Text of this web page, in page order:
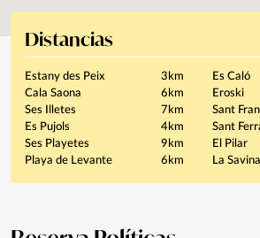
Distancias
Estany des Peix
3km
Cala Saona
6km
Ses Illetes
7km
Es Pujols
4km
Ses Playetes
9km
Playa de Levante
6km
Es Caló
Eroski
Sant
Sant
El Pilar
La